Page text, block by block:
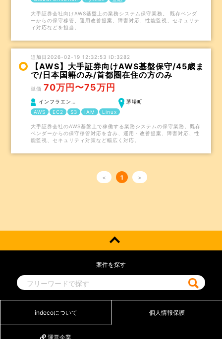
大手証券会社向けAWS基盤上の業務システム保守業務。 既存ベンダ
ーからの保守移管、運用改善提案、障害対応、性能監視、セキュリテ
ィ対応などを担当。
追加日2026-02-19 12:32:53 ID:3282
【AWS】大手証券向けAWS基盤保守/45歳ま
で/日本国籍のみ/首都圏在住の方のみ
単価 70万円〜75万円
インフラエン…
茅場町
AWS
EC2 S3 IAM Linux
大手証券会社のAWS基盤上で稼働する業務システムの保守業務。既存
ベンダーからの保守移管対応を含み、運用・改善提案、障害対応、性
能監視、セキュリティ対策など幅広く対応。
＜ 1 ＞
案件を探す
indecoについて 個人情報保護
運営企業